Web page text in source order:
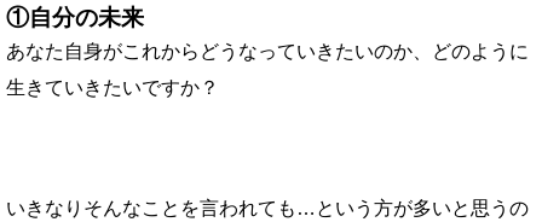
①自分の未来
あなた自身がこれからどうなっていきたいのか、どのように
生きていきたいですか？
いきなりそんなことを言われても…という方が多いと思うの